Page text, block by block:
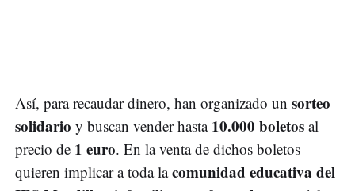
Así, para recaudar dinero, han organizado un sorteo
solidario y buscan vender hasta 10.000 boletos al
precio de 1 euro. En la venta de dichos boletos
quieren implicar a toda lacomunidad educativa del